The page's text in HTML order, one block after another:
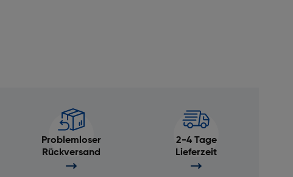
Problemloser
Rückversand
2-4 Tage
Lieferzeit